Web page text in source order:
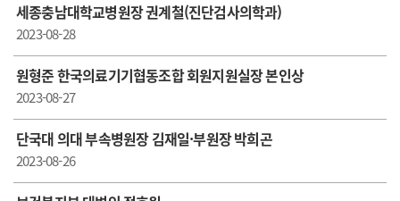
세종충남대학교병원장 권계철(진단검사의학과)
2023-08-28
원형준 한국의료기기협동조합 회원지원실장 본인상
2023-08-27
단국대 의대 부속병원장 김재일·부원장 박희곤
2023-08-26